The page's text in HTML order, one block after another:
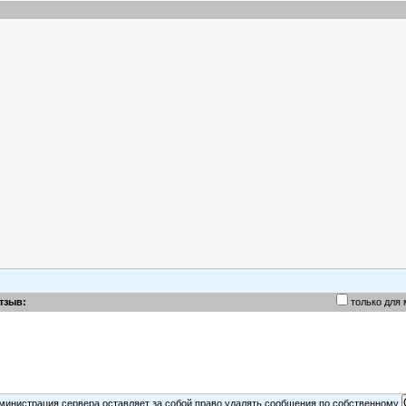
только для
сервера оставляет за собой право удалять сообщения по собственному